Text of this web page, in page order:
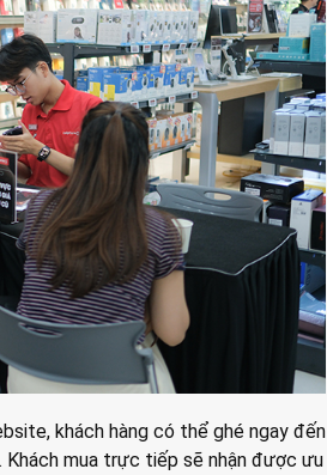
khách hàng có thể ghé ngay đến
mua trực tiếp sẽ nhận được ưu